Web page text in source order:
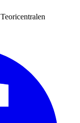
Teoricentralen